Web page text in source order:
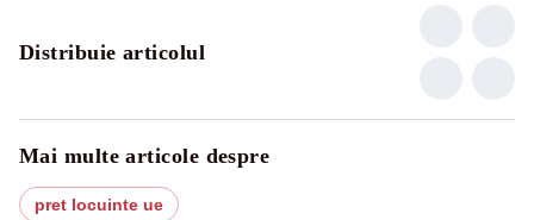
Distribuie articolul
Mai multe articole despre
pret locuinte ue